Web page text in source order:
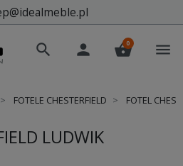
search person shopping_basket
0 menu
FOTELE CHESTERFIELD FOTEL
LUDWIK